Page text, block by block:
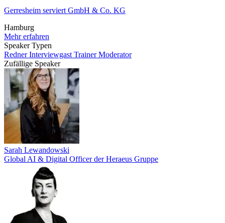
Gerresheim serviert GmbH & Co. KG
Hamburg
Mehr erfahren
Speaker Typen
RednerInterviewgast TrainerModerator
Zufällige Speaker
Sarah Lewandowski
Global AI & Digital Officer der Heraeus Gruppe